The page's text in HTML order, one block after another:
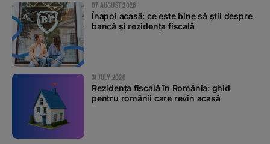
07 AUGUST 2026
Înapoi acasă: ce este bine să știi despre
bancă și rezidența fiscală
31 JULY 2026
Rezidența fiscală în România: ghid
pentru românii care revin acasă